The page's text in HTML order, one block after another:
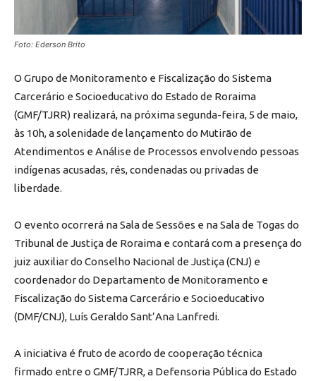
Foto: Ederson Brito
O Grupo de Monitoramento e Fiscalização do Sistema
Carcerário e Socioeducativo do Estado de Roraima
(GMF/TJRR) realizará, na próxima segunda-feira, 5 de maio,
às 10h, a solenidade de lançamento do Mutirão de
Atendimentos e Análise de Processos envolvendo pessoas
indígenas acusadas, rés, condenadas ou privadas de
liberdade.
O evento ocorrerá na Sala de Sessões e na Sala de Togas do
Tribunal de Justiça de Roraima e contará com a presença do
juiz auxiliar do Conselho Nacional de Justiça (CNJ) e
coordenador do Departamento de Monitoramento e
Fiscalização do Sistema Carcerário e Socioeducativo
(DMF/CNJ), Luís Geraldo Sant’Ana Lanfredi.
A iniciativa é fruto de acordo de cooperação técnica
firmado entre o GMF/TJRR, a Defensoria Pública do Estado